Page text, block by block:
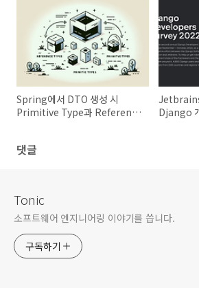
Spring에서 DTO 생성 시
Primitive Type과 Reference
Django
댓글
Tonic
소프트웨어 엔지니어링 이야기를 씁니다.
구독하기